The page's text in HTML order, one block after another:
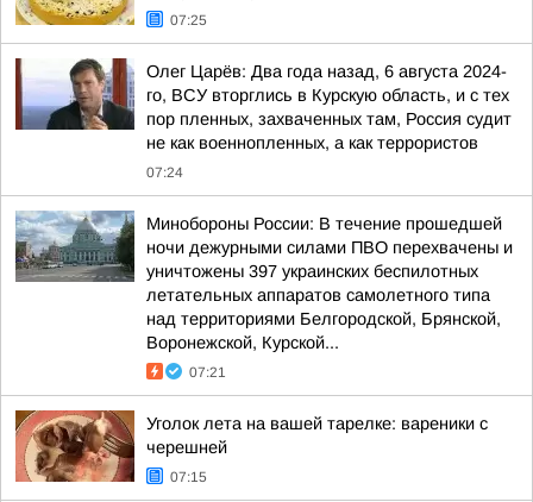
07:25
Олег Царёв: Два года назад, 6 августа 2024-
го, ВСУ вторглись в Курскую область, и с тех
пор пленных, захваченных там, Россия судит
не как военнопленных, а как террористов
07:24
Минобороны России: В течение прошедшей
ночи дежурными силами ПВО перехвачены и
уничтожены 397 украинских беспилотных
летательных аппаратов самолетного типа
над территориями Белгородской, Брянской,
Воронежской, Курской...
07:21
Уголок лета на вашей тарелке: вареники с
черешней
07:15